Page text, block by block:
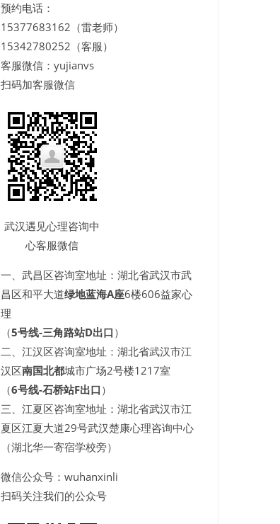
预约电话：
15377683162（雷老师）
15342780252（客服）
客服微信：yujianvs
扫码加客服微信
武汉遇见心理咨询中
心客服微信
一、武昌区咨询室地址：湖北省武汉市武
昌区和平大道绿地蓝海A座6楼606益家心
理
（5号线-三角路站D出口 ）
二、江汉区咨询室地址：湖北省武汉市江
汉区南国北都城市广场2号楼1217室
（6号线-石桥站F出口 ）
三、江夏区咨询室地址：湖北省武汉市江
夏区江夏大道29号武汉楚康心理咨询中心
（湖北华一寄宿学校旁）
微信公众号：wuhanxinli
扫码关注我们的公众号